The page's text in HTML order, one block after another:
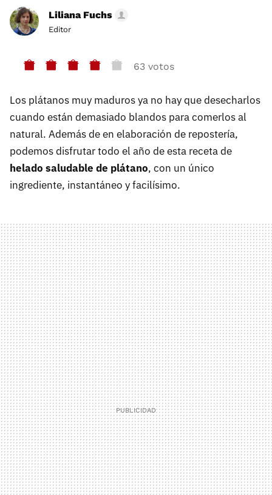
Liliana Fuchs
Editor
63 votos
Los plátanos muy maduros ya no hay que desecharlos
cuando están demasiado blandos para comerlos al
natural. Además de en elaboración de repostería,
podemos disfrutar todo el año de esta receta de
helado saludable de plátano, con un único
ingrediente, instantáneo y facilísimo.